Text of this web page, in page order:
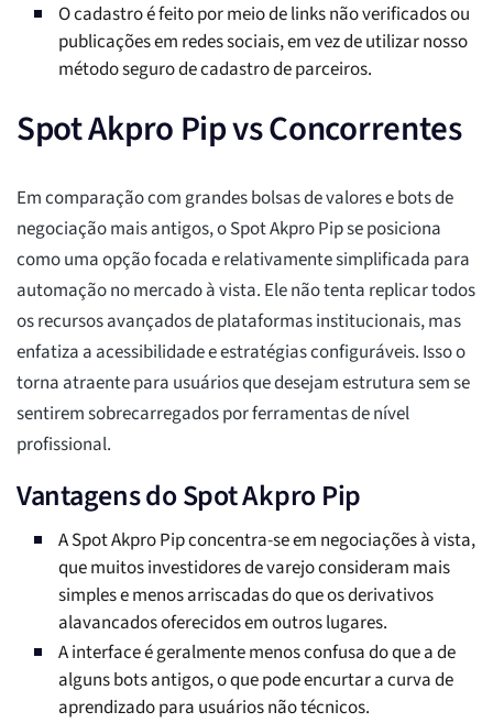
O cadastro é feito por meio de links não verificados ou
publicações em redes sociais, em vez de utilizar nosso
método seguro de cadastro de parceiros.
Spot Akpro Pip vs Concorrentes
Em comparação com grandes bolsas de valores e bots de
negociação mais antigos, o Spot Akpro Pip se posiciona
como uma opção focada e relativamente simplificada para
automação no mercado à vista. Ele não tenta replicar todos
os recursos avançados de plataformas institucionais, mas
enfatiza a acessibilidade e estratégias configuráveis. Isso o
torna atraente para usuários que desejam estrutura sem se
sentirem sobrecarregados por ferramentas de nível
profissional.
Vantagens do Spot Akpro Pip
A Spot Akpro Pip concentra-se em negociações à vista,
que muitos investidores de varejo consideram mais
simples e menos arriscadas do que os derivativos
alavancados oferecidos em outros lugares.
A interface é geralmente menos confusa do que a de
alguns bots antigos, o que pode encurtar a curva de
aprendizado para usuários não técnicos.